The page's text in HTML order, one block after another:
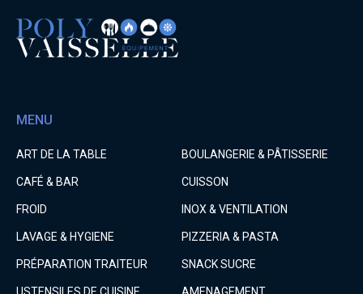
MENU
ART DE LA TABLE BOULANGERIE & PÂTISSERIE
CAFÉ & BAR CUISSON
FROID INOX & VENTILATION
LAVAGE & HYGIENE PIZZERIA & PASTA
PRÉPARATION TRAITEUR SNACK SUCRE